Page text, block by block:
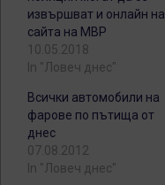
извършват и онлайн на
сайта на МВР
10.05.2018
In "Ловеч днес"
Всички автомобили на
фарове по пътища от
днес
07.08.2012
In "Ловеч днес"